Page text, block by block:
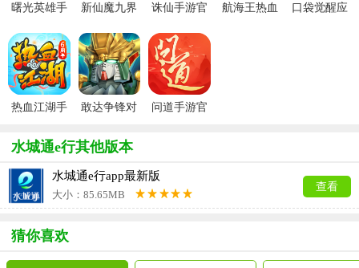
曙光英雄手
版
新仙魔九界
方正版
诛仙手游官
航海王热血
口袋觉醒应
热血江湖手
敢达争锋对
问道手游官
水城通e行其他版本
水城通e行app最新版
大小：85.65MB
查看
猜你喜欢